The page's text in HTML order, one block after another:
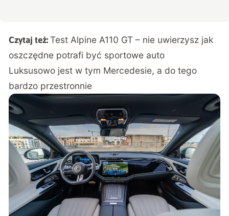
Czytaj też:Test Alpine A110 GT – nie uwierzysz jak
oszczędne potrafi być sportowe auto
Luksusowo jest w tym Mercedesie, a do tego
bardzo przestronnie